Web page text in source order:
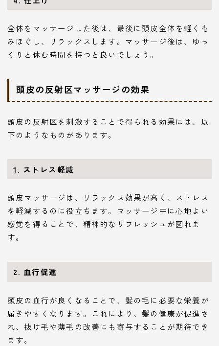
全体をマッサージした後は、最後に頭皮全体を軽くも
みほぐし、リラックスします。マッサージ後は、ゆっ
くりと休む時間を持つと良いでしょう。
頭皮の反射区マッサージの効果
頭皮の反射区を刺激することで得られる効果には、以
下のようなものがあります。
1. ストレス軽減
頭皮マッサージは、リラックス効果が高く、ストレス
を軽減するのに役立ちます。マッサージ中に心地よい
感覚を得ることで、精神的なリフレッシュが図れま
す。
2. 血行促進
頭皮の血行が良くなることで、髪の毛に必要な栄養が
届きやすくなります。これにより、髪の健康が促進さ
れ、抜け毛や薄毛の改善にも寄与することが期待でき
ます。